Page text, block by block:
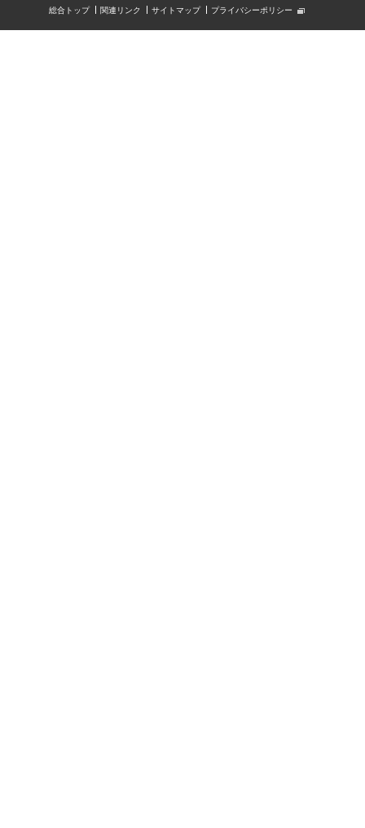
総合トップ 関連リンク サイトマップ プライバシーポリシー